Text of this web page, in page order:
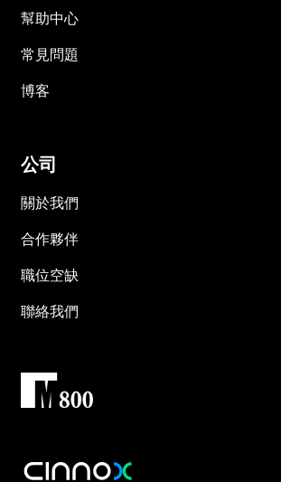
幫助中心
常見問題
博客
公司
關於我們
合作夥伴
職位空缺
聯絡我們